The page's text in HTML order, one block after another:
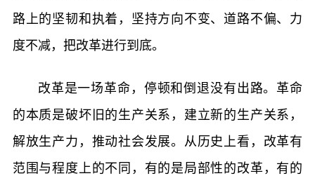
路上的坚韧和执着，坚持方向不变、道路不偏、力
度不减，把改革进行到底。
改革是一场革命，停顿和倒退没有出路。革命
的本质是破坏旧的生产关系，建立新的生产关系，
解放生产力，推动社会发展。从历史上看，改革有
范围与程度上的不同，有的是局部性的改革，有的